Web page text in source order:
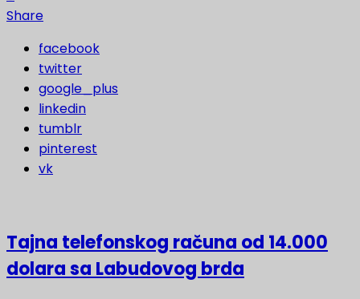
Share
facebook
twitter
google_plus
linkedin
tumblr
pinterest
vk
Tajna telefonskog računa od 14.000
dolara sa Labudovog brda